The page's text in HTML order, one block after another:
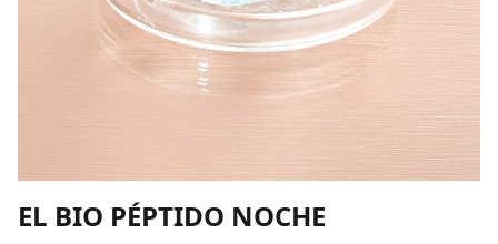
EL BIO PÉPTIDO NOCHE